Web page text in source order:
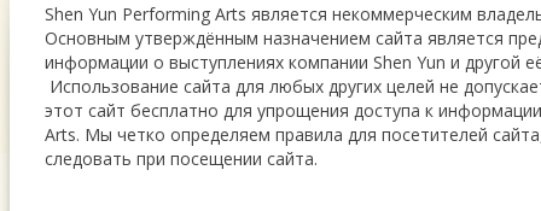
Shen Yun Performing Arts является некоммерческим
Основным утверждённым назначением сайта является
информации о выступлениях компании Shen Yun и другой
Использование сайта для любых других целей не
этот сайт бесплатно для упрощения доступа к
Arts. Мы четко определяем правила для посетителей
следовать при посещении сайта.